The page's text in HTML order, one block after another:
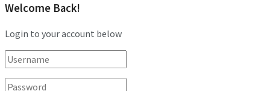
Welcome Back!
Login to your account below